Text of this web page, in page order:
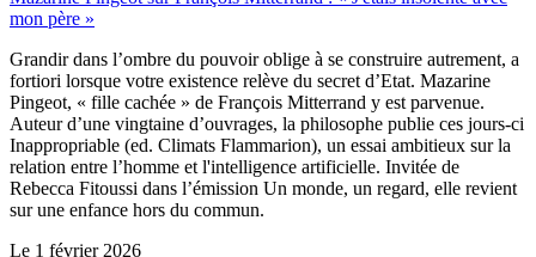
mon père »
Grandir dans l’ombre du pouvoir oblige à se construire autrement, a
fortiori lorsque votre existence relève du secret d’Etat. Mazarine
Pingeot, « fille cachée » de François Mitterrand y est parvenue.
Auteur d’une vingtaine d’ouvrages, la philosophe publie ces jours-ci
Inappropriable (ed. Climats Flammarion), un essai ambitieux sur la
relation entre l’homme et l'intelligence artificielle. Invitée de
Rebecca Fitoussi dans l’émission Un monde, un regard, elle revient
sur une enfance hors du commun.
Le 1 février 2026